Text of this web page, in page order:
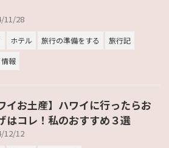
11/28
ホテル 旅行の準備をする
旅行記
報
イお土産】ハワイに行ったらお
はコレ！私のおすすめ３選
12/12